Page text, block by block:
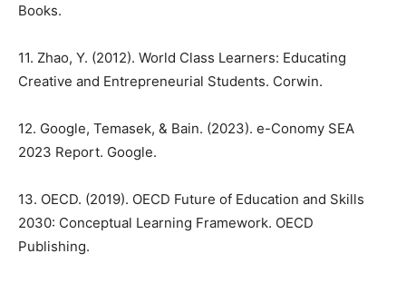
Books.
11. Zhao, Y. (2012). World Class Learners: Educating
Creative and Entrepreneurial Students. Corwin.
12. Google, Temasek, & Bain. (2023). e-Conomy SEA
2023 Report. Google.
13. OECD. (2019). OECD Future of Education and Skills
2030: Conceptual Learning Framework. OECD
Publishing.